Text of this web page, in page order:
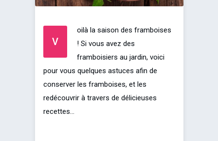
V
oilà la saison des framboises
! Si vous avez des
framboisiers au jardin, voici
pour vous quelques astuces afin de
conserver les framboises, et les
redécouvrir à travers de délicieuses
recettes…